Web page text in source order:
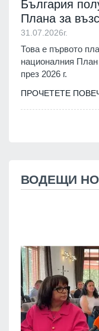
България
Плана за
31.07.2026г.
Това е първото
националния План
през 2026 г.
ПРОЧЕТЕТЕ
ВОДЕЩИ